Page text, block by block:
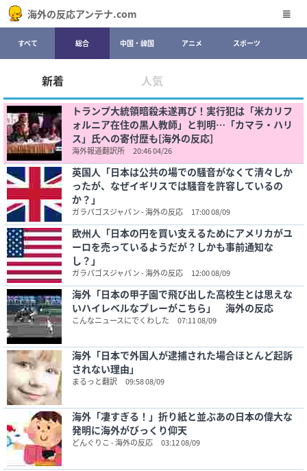
海外の反応アンテナ.com
すべて 総合 中国・韓国 アニメ スポーツ
新着 人気
トランプ大統領暗殺未遂再び！実行犯は「米カリフ
ォルニア在住の黒人教師」と判明…「カマラ・ハリ
ス」氏への寄付歴も[海外の反応]
海外報道翻訳所 20:46 04/26
英国人「日本は公共の場での騒音がなくて清々しか
ったが、なぜイギリスでは騒音を許容しているの
か？」
ガラパゴスジャパン - 海外の反応 17:00 08/09
欧州人「日本の円を買い支えるためにアメリカがユ
ーロを売っているようだが？しかも事前通知な
し？」
ガラパゴスジャパン - 海外の反応 12:00 08/09
海外「日本の甲子園で飛び出した高校生とは思えな
いハイレベルなプレーがこちら」 海外の反応
こんなニュースにでくわした 07:11 08/09
海外「日本で外国人が逮捕された場合ほとんど起訴
されない理由」
まるっと翻訳 09:58 08/09
海外「凄すぎる！」折り紙と並ぶあの日本の偉大な
発明に海外がびっくり仰天
どんぐりこ - 海外の反応 03:12 08/09